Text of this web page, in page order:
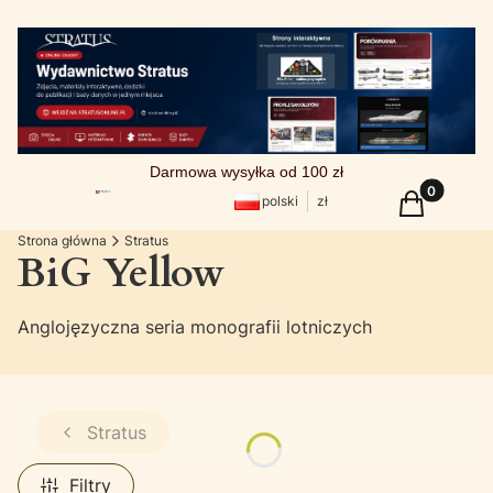
Darmowa wysyłka od 100 zł
polski zł Produkty
Koszyk
Strona główna Stratus
BiG Yellow
Anglojęzyczna seria monografii lotniczych
Stratus
Filtry